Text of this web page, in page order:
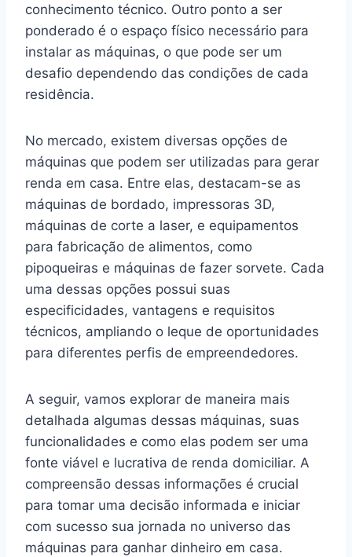
conhecimento técnico. Outro ponto a ser
ponderado é o espaço físico necessário para
instalar as máquinas, o que pode ser um
desafio dependendo das condições de cada
residência.
No mercado, existem diversas opções de
máquinas que podem ser utilizadas para gerar
renda em casa. Entre elas, destacam-se as
máquinas de bordado, impressoras 3D,
máquinas de corte a laser, e equipamentos
para fabricação de alimentos, como
pipoqueiras e máquinas de fazer sorvete. Cada
uma dessas opções possui suas
especificidades, vantagens e requisitos
técnicos, ampliando o leque de oportunidades
para diferentes perfis de empreendedores.
A seguir, vamos explorar de maneira mais
detalhada algumas dessas máquinas, suas
funcionalidades e como elas podem ser uma
fonte viável e lucrativa de renda domiciliar. A
compreensão dessas informações é crucial
para tomar uma decisão informada e iniciar
com sucesso sua jornada no universo das
máquinas para ganhar dinheiro em casa.